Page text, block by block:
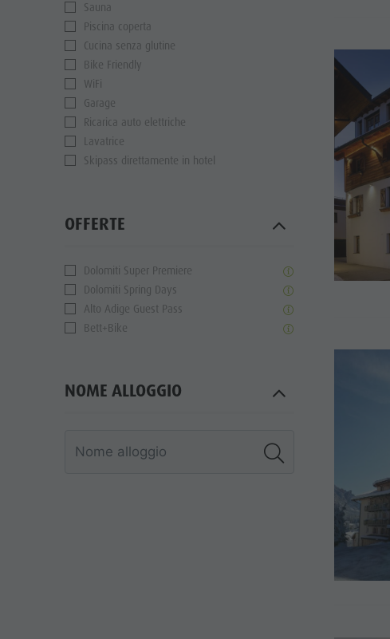
Sauna
Piscina coperta
Cucina senza glutine
Bike Friendly
WiFi
Garage
Ricarica auto elettriche
Lavatrice
Skipass direttamente in hotel
OFFERTE
Dolomiti Super Premiere
Dolomiti Spring Days
Alto Adige Guest Pass
Bett+Bike
NOME ALLOGGIO